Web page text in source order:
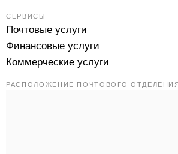
СЕРВИСЫ
Почтовые услуги
Финансовые услуги
Коммерческие услуги
РАСПОЛОЖЕНИЕ ПОЧТОВОГО